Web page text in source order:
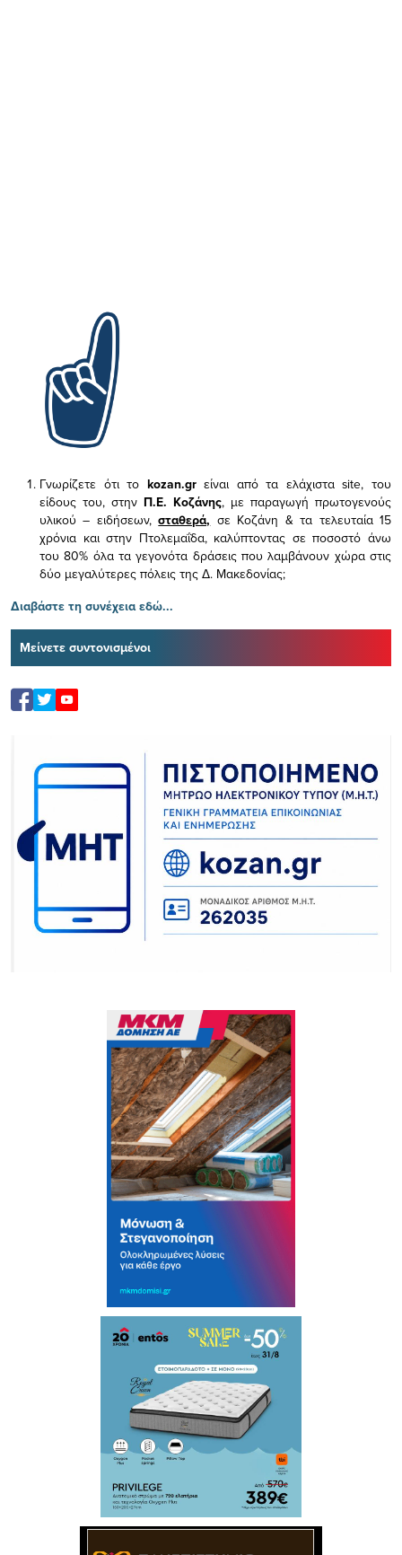
Γνωρίζετε ότι το kozan.gr είναι από τα ελάχισταsite, του
είδους του, στην Π.Ε. Κοζάνης, με παραγωγή πρωτογενούς
υλικού – ειδήσεων,σταθερά, σε Κοζάνη & τα τελευταία 15
χρόνια και στην Πτολεμαΐδα, καλύπτοντας σε ποσοστό άνω
του 80% όλα τα γεγονότα δράσεις που λαμβάνουν χώρα στις
δύο μεγαλύτερες πόλεις της Δ. Μακεδονίας;
Διαβάστε τη συνέχεια εδώ...
Μείνετε συντονισμένοι